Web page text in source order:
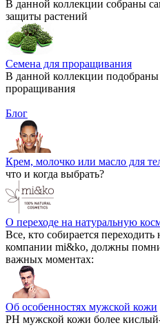
В данной коллекции собраны
защиты растений
Семена для проращивания
В данной коллекции подобраны
проращивания
Блог
Крем, молочко или масло для
что и когда выбрать?
О переходе на натуральную
Все, кто собирается
компании mi&ko, должны
важных моментах:
Об особенностях мужской кожи
РН мужской кожи более